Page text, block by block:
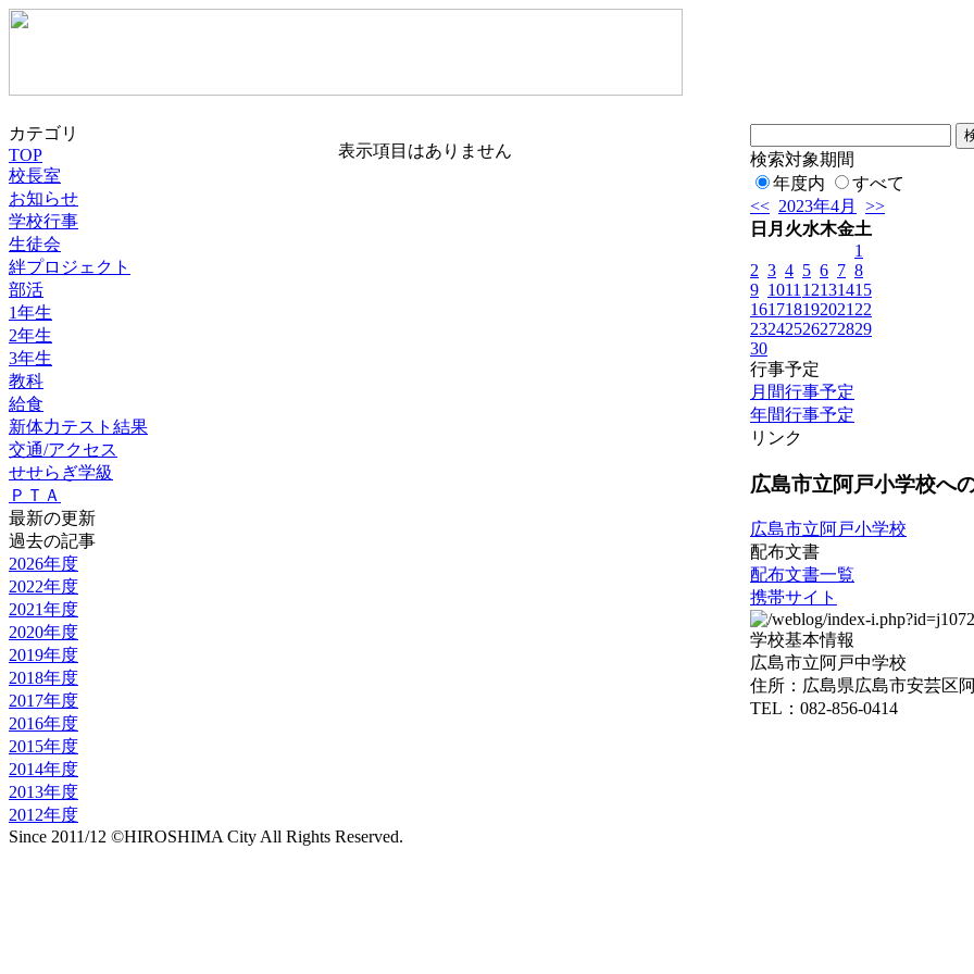
カテゴリ
TOP
校長室
お知らせ
学校行事
生徒会
絆プロジェクト
部活
1年生
2年生
3年生
教科
給食
新体力テスト結果
交通/アクセス
せせらぎ学級
ＰＴＡ
最新の更新
過去の記事
2026年度
2022年度
2021年度
2020年度
2019年度
2018年度
2017年度
2016年度
2015年度
2014年度
2013年度
2012年度
表示項目はありません
検索対象期間
年度内
すべて
<< 2023年4月
>>
日 月 火水木金土
1
2 3 4 5 6 7 8
9 1011 12131415
161718192021 22
23242526272829
30
行事予定
月間行事予定
年間行事予定
リンク
広島市立阿戸小学校へ
広島市立阿戸小学校
配布文書
配布文書一覧
携帯サイト
学校基本情報
広島市立阿戸中学校
住所：広島県広島市安芸区
TEL：082-856-0414
Since 2011/12 ©HIROSHIMA City All Rights Reserved.